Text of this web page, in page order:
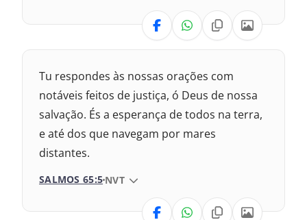
1993 – Almeida Revisada e Atualizada
VERSÃO
2017 – Nova Almeida Atualizada
2009 – Almeida Revisada e Corrigida
1969 – Almeida Revisada e Corrigida
1993 – Almeida Revisada e Atualizada
Tu respondes às nossas orações com
notáveis feitos de justiça, ó Deus de nossa
salvação. És a esperança de todos na terra,
e até dos que navegam por mares
distantes.
SALMOS 65:5 VERSÃO DA BÍBLIA
NVT
VERSÃO